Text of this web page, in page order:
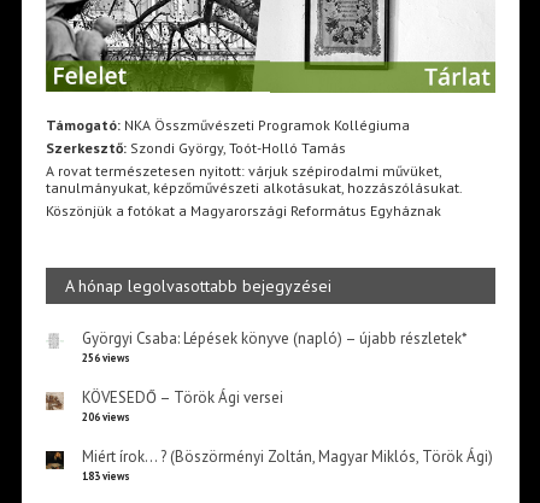
Támogató:NKA Összművészeti Programok Kollégiuma
Szerkesztő:Szondi György, Toót-Holló Tamás
A rovat természetesen nyitott: várjuk szépirodalmi művüket,
tanulmányukat, képzőművészeti alkotásukat, hozzászólásukat.
Köszönjük a fotókat a Magyarországi Református Egyháznak
A hónap legolvasottabb bejegyzései
Györgyi Csaba: Lépések könyve (napló) – újabb részletek*
256 views
KÖVESEDŐ – Török Ági versei
206 views
Miért írok… ? (Böszörményi Zoltán, Magyar Miklós, Török Ági)
183 views